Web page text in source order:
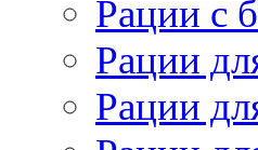
Рации с
Рации
Рации